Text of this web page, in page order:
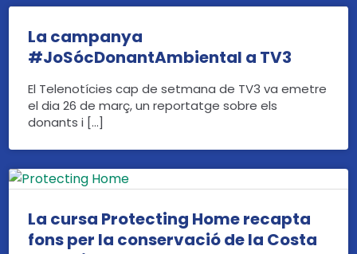
La campanya
#JoSócDonantAmbiental a TV3
El Telenotícies cap de setmana de TV3 va emetre
el dia 26 de març, un reportatge sobre els
donants i […]
La cursa Protecting Home recapta
fons per la conservació de la Costa